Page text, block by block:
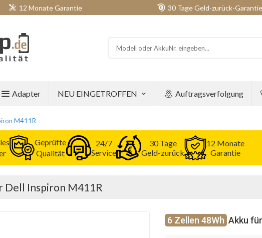
12 Monate Garantie 30 Tage Geld-zurück-Garantie
Adapter NEU EINGETROFFEN Auftragsverfolgung
M411R
Geprüfte
Qualität
24/7
Service
30 Tage
Geld-zurück
12 Monate
Garantie
Dell Inspiron M411R
6 Zellen 48Wh Akku